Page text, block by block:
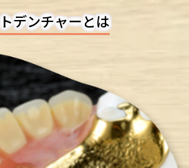
デンチャーとは